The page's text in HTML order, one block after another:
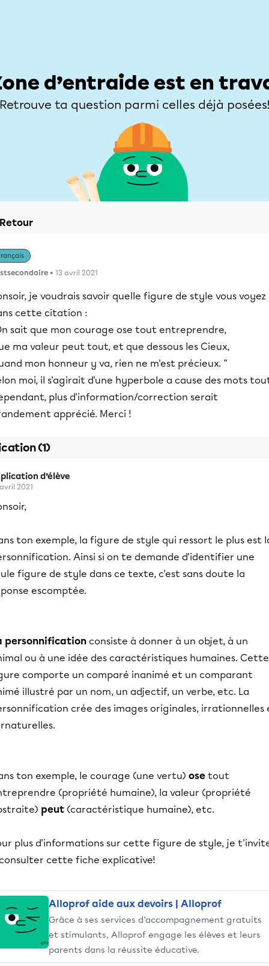
d’entraide est en
Retrouve ta question parmi celles déjà
Retour
• 13 avril 2021
je voudrais savoir quelle figure de style vous voyez
cette citation :
sait que mon courage ose tout entreprendre,
ma valeur peut tout, et que dessous les Cieux,
mon honneur y va, rien ne m'est précieux. "
moi, il s'agirait d'une hyperbole a cause des mots
plus d'information/correction serait
apprécié. Merci !
(1)
d’élève
2021
ton exemple, la figure de style qui ressort le plus est
Ainsi si on te demande d'identifier une
figure de style dans ce texte, c'est sans doute la
escomptée.
personnification consiste à donner à un objet, à un
ou à une idée des caractéristiques humaines. Cette
comporte un comparé inanimé et un comparant
illustré par un nom, un adjectif, un verbe, etc. La
crée des images originales, irrationnelles
ton exemple, le courage (une vertu) ose tout
(propriété humaine), la valeur (propriété
peut (caractéristique humaine), etc.
plus d'informations sur cette figure de style, je
cette fiche explicative!
Alloprof aide aux devoirs | Alloprof
Grâce à ses services d’accompagnement gratuits
et stimulants, Alloprof engage les élèves et leurs
parents dans la réussite éducative.